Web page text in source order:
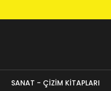
SANAT - ÇİZİM KİTAPLARI